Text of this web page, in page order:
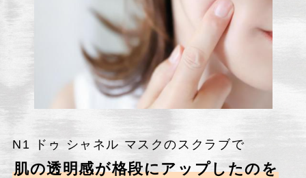
N1 ドゥ シャネル マスクのスクラブで
肌の透明感が格段にアップしたのを